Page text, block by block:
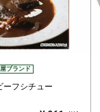
ブランド
フシチュー